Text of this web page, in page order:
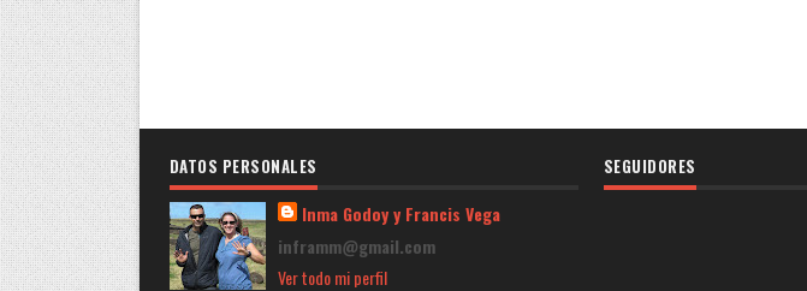
DATOS PERSONALES
Inma Godoy y Francis Vega
inframm@gmail.com
Ver todo mi perfil
SEGUIDORES